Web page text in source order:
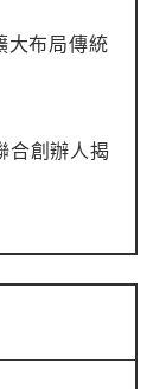
布局傳統
合創辦人揭